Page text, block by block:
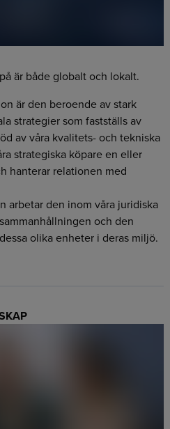
är både globalt och lokalt.
är den beroende av stark
strategier som fastställs av
av våra kvalitets- och tekniska
strategiska köpare en eller
hanterar relationen med
arbetar den inom våra juridiska
och den
olika enheter i deras miljö.